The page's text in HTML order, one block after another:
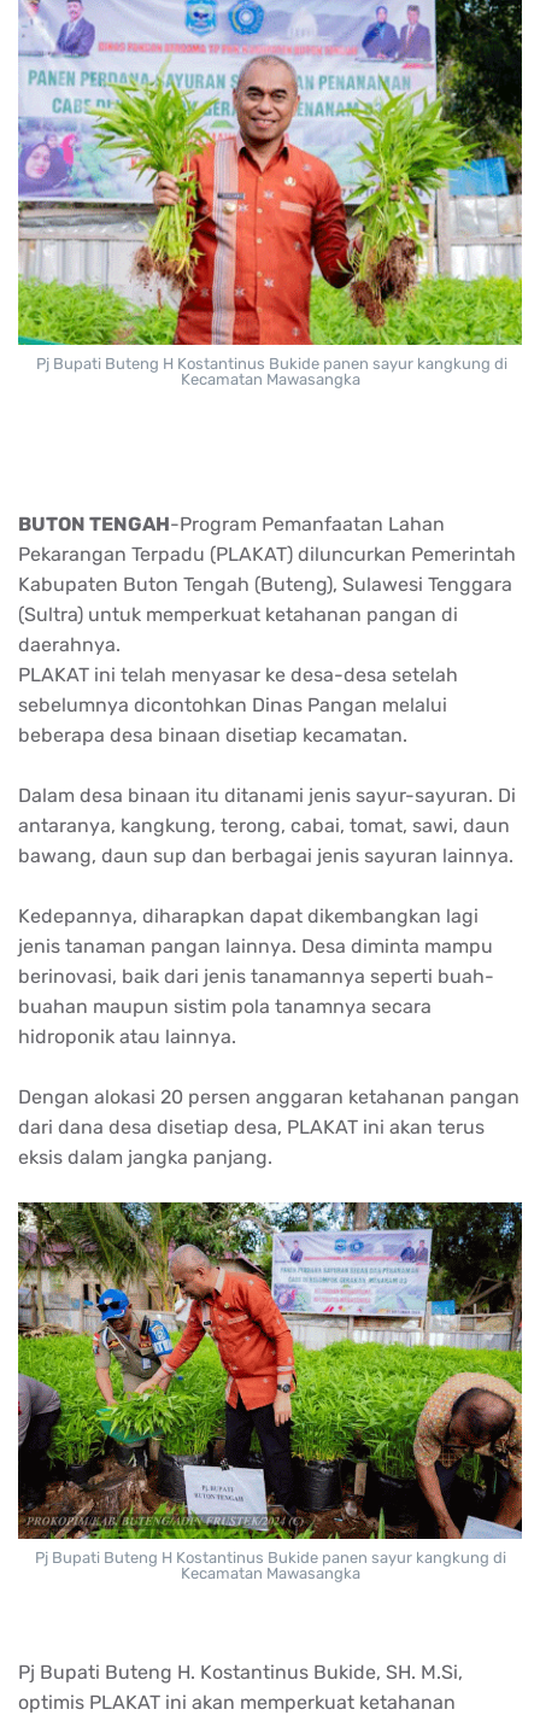
Pj Bupati Buteng H Kostantinus Bukide panen sayur kangkung di
Kecamatan Mawasangka
BUTON TENGAH-Program Pemanfaatan Lahan
Pekarangan Terpadu (PLAKAT) diluncurkan Pemerintah
Kabupaten Buton Tengah (Buteng), Sulawesi Tenggara
(Sultra) untuk memperkuat ketahanan pangan di
daerahnya.
PLAKAT ini telah menyasar ke desa-desa setelah
sebelumnya dicontohkan Dinas Pangan melalui
beberapa desa binaan disetiap kecamatan.
Dalam desa binaan itu ditanami jenis sayur-sayuran. Di
antaranya, kangkung, terong, cabai, tomat, sawi, daun
bawang, daun sup dan berbagai jenis sayuran lainnya.
Kedepannya, diharapkan dapat dikembangkan lagi
jenis tanaman pangan lainnya. Desa diminta mampu
berinovasi, baik dari jenis tanamannya seperti buah-
buahan maupun sistim pola tanamnya secara
hidroponik atau lainnya.
Dengan alokasi 20 persen anggaran ketahanan pangan
dari dana desa disetiap desa, PLAKAT ini akan terus
eksis dalam jangka panjang.
Pj Bupati Buteng H Kostantinus Bukide panen sayur kangkung di
Kecamatan Mawasangka
Pj Bupati Buteng H. Kostantinus Bukide, SH. M.Si,
optimis PLAKAT ini akan memperkuat ketahanan